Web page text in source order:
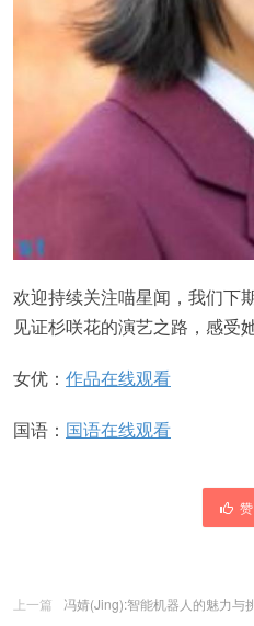
欢迎持续关注喵星闻，我们下
见证杉咲花的演艺之路，感受
女优： 作品在线观看
国语： 国语在线观看
上一篇
冯婧(Jing):智能机器人的魅力与